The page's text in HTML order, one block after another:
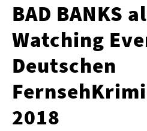
BAD BANKS
Watching
Deutschen
2018